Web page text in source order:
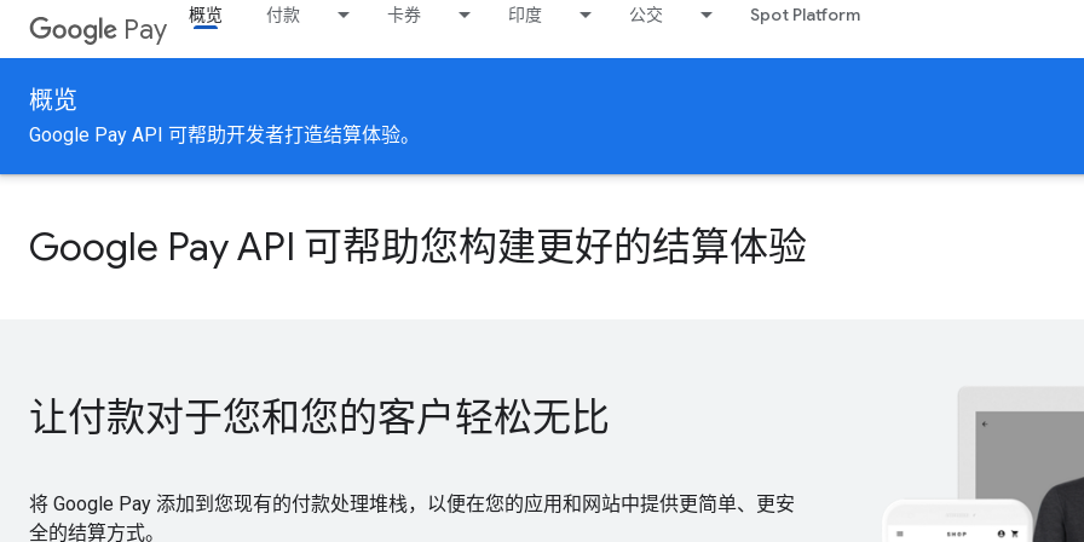
Pay 概览 付款 卡券 印度 公交 Spot Platform
概览
Google Pay API 可帮助开发者打造结算体验。
Google Pay API 可帮助您构建更好的结算体验
让付款对于您和您的客户轻松无比
将 Google Pay 添加到您现有的付款处理堆栈，以便在您的应用和网站中提供更简单、更安
全的结算方式。